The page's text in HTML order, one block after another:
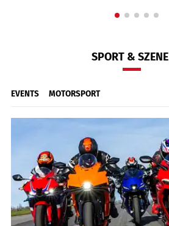
SPORT & SZENE
EVENTS MOTORSPORT